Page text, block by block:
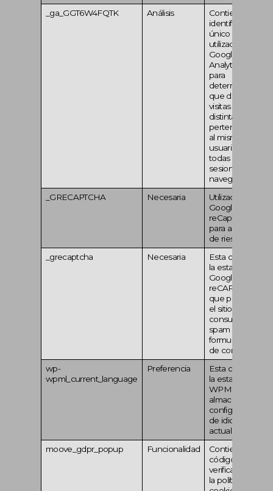
_ga_GGT6W4FQTK Análisis
Contiene un
identificador
único
utilizado por
Google
Analytics 4
para
determinar
que dos
visitas
distintas
pertenecen
al mismo
usuario en
todas las
sesiones de
navegación
_GRECAPTCHA Necesaria
Utilizado por
Google
reCaptcha
para análisis
de riesgos
_grecaptcha Necesaria
Esta cookie
la establece
Google
reCAPTCHA,
que protege
el sitio contra
consultas de
spam en los
formularios
de contacto
wp-
wpml_current_language
Preferencia
Esta cookie
la establece
WPML y
almacena la
configuración
de idioma
actual
moove_gdpr_popup Funcionalidad
Contiene un
código para
verificar que
la política de